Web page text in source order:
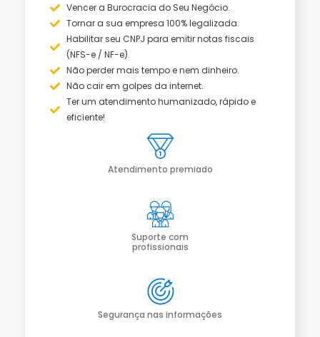
Vencer a Burocracia do Seu Negócio.
Tornar a sua empresa 100% legalizada.
Habilitar seu CNPJ para emitir notas fiscais
(NFS-e / NF-e).
Não perder mais tempo e nem dinheiro.
Não cair em golpes da internet.
Ter um atendimento humanizado, rápido e
eficiente!
Atendimento premiado
Suporte com
profissionais
Segurança nas informações